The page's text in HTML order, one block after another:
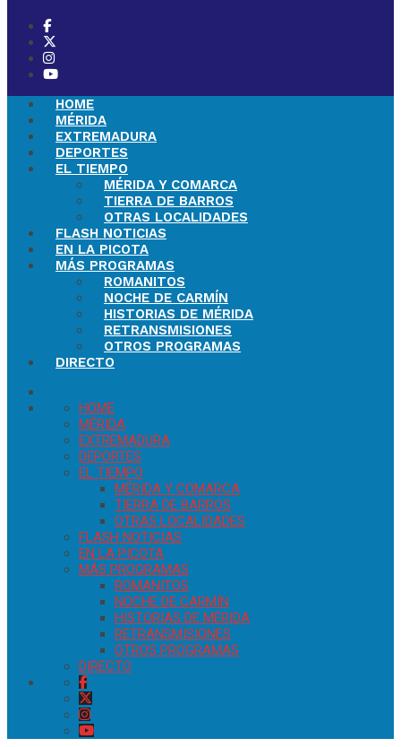
HOME
MÉRIDA
EXTREMADURA
DEPORTES
EL TIEMPO
MÉRIDA Y COMARCA
TIERRA DE BARROS
OTRAS LOCALIDADES
FLASH NOTICIAS
EN LA PICOTA
MÁS PROGRAMAS
ROMANITOS
NOCHE DE CARMÍN
HISTORIAS DE MÉRIDA
RETRANSMISIONES
OTROS PROGRAMAS
DIRECTO
HOME
MÉRIDA
EXTREMADURA
DEPORTES
EL TIEMPO
MÉRIDA Y COMARCA
TIERRA DE BARROS
OTRAS LOCALIDADES
FLASH NOTICIAS
EN LA PICOTA
MÁS PROGRAMAS
ROMANITOS
NOCHE DE CARMÍN
HISTORIAS DE MÉRIDA
RETRANSMISIONES
OTROS PROGRAMAS
DIRECTO